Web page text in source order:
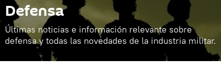
Defensa
Últimas noticias e información relevante sobre
defensa y todas las novedades de la industria militar.